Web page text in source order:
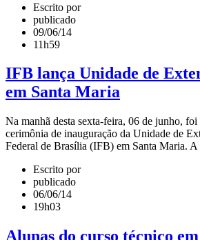
Escrito por
publicado
09/06/14
11h59
IFB lança Unidade de
em Santa Maria
Na manhã desta sexta-feira, 06 de junho, foi
cerimônia de inauguração da Unidade de
Federal de Brasília (IFB) em Santa Maria. A
Escrito por
publicado
06/06/14
19h03
Alunas do curso técnico